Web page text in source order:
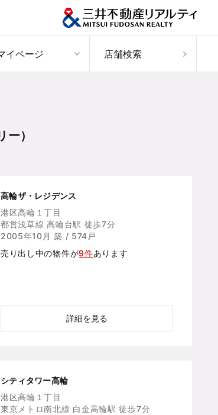
イページ 店舗検索
）
高輪ザ・レジデンス
港区高輪１丁目
都営浅草線 高輪台駅 徒歩7分
2005年10月 築 / 574戸
売り出し中の物件が9件あります
詳細を見る
シティタワー高輪
港区高輪１丁目
東京メトロ南北線 白金高輪駅 徒歩7分